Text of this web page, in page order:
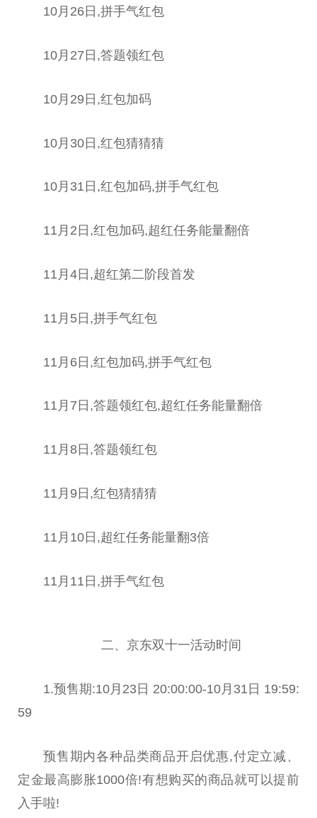
10月26日,拼手气红包
10月27日,答题领红包
10月29日,红包加码
10月30日,红包猜猜猜
10月31日,红包加码,拼手气红包
11月2日,红包加码,超红任务能量翻倍
11月4日,超红第二阶段首发
11月5日,拼手气红包
11月6日,红包加码,拼手气红包
11月7日,答题领红包,超红任务能量翻倍
11月8日,答题领红包
11月9日,红包猜猜猜
11月10日,超红任务能量翻3倍
11月11日,拼手气红包
二、京东双十一活动时间
1.预售期:10月23日 20:00:00-10月31日 19:59:
59
预售期内各种品类商品开启优惠,付定立减、
定金最高膨胀1000倍!有想购买的商品就可以提前
入手啦!